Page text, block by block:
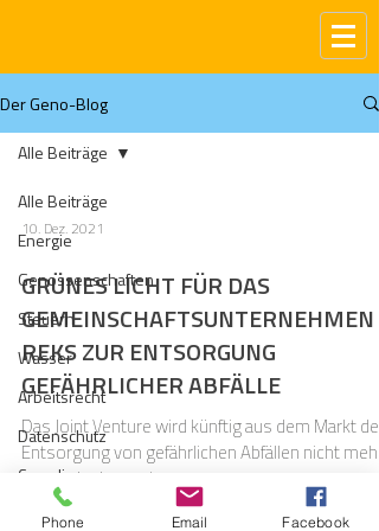
Der Geno-Blog
Alle Beiträge
Energie
Genossenschaften
Steuern
Wasser
Arbeitsrecht
Datenschutz
Compliance
Gas
Alle Beiträge
10. Dez. 2021
GRÜNES LICHT FÜR DAS
GEMEINSCHAFTSUNTERNEHMEN
REKS ZUR ENTSORGUNG
GEFÄHRLICHER ABFÄLLE
Das Joint Venture wird künftig aus dem Markt der
Entsorgung von gefährlichen Abfällen nicht mehr
wegzudenken sein.
Phone Email Facebook